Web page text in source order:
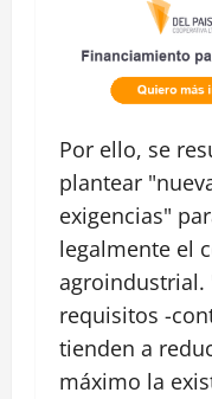
Por ello, se
plantear
exigencias"
legalmente el
agroindustrial.
requisitos -
tienden a
máximo la